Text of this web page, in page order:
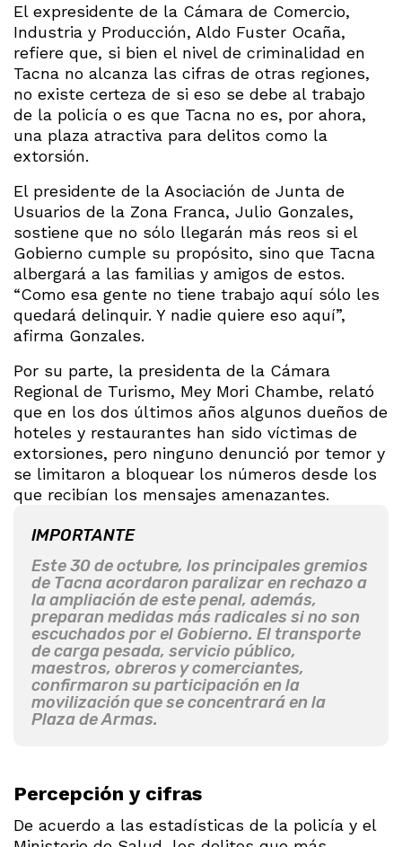
El expresidente de la Cámara de Comercio,
Industria y Producción, Aldo Fuster Ocaña,
refiere que, si bien el nivel de criminalidad en
Tacna no alcanza las cifras de otras regiones,
no existe certeza de si eso se debe al trabajo
de la policía o es que Tacna no es, por ahora,
una plaza atractiva para delitos como la
extorsión.
El presidente de la Asociación de Junta de
Usuarios de la Zona Franca, Julio Gonzales,
sostiene que no sólo llegarán más reos si el
Gobierno cumple su propósito, sino que Tacna
albergará a las familias y amigos de estos.
“Como esa gente no tiene trabajo aquí sólo les
quedará delinquir. Y nadie quiere eso aquí”,
afirma Gonzales.
Por su parte, la presidenta de la Cámara
Regional de Turismo, Mey Mori Chambe, relató
que en los dos últimos años algunos dueños de
hoteles y restaurantes han sido víctimas de
extorsiones, pero ninguno denunció por temor y
se limitaron a bloquear los números desde los
que recibían los mensajes amenazantes.
IMPORTANTE
Este 30 de octubre, los principales gremios
de Tacna acordaron paralizar en rechazo a
la ampliación de este penal, además,
preparan medidas más radicales si no son
escuchados por el Gobierno. El transporte
de carga pesada, servicio público,
maestros, obreros y comerciantes,
confirmaron su participación en la
movilización que se concentrará en la
Plaza de Armas.
Percepción y cifras
De acuerdo a las estadísticas de la policía y el